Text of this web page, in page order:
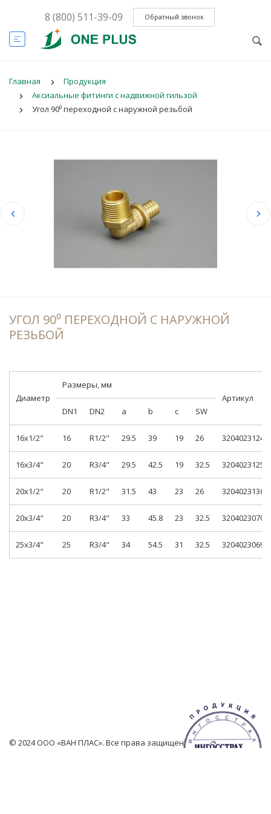
8 (800) 511-39-09 Обратный звонок
Главная
Продукция
Аксиальные фитинги с надвижной гильзой
Угол 90⁰ переходной с наружной резьбой
УГОЛ 90⁰ ПЕРЕХОДНОЙ С НАРУЖНОЙ
РЕЗЬБОЙ
Диаметр
Размеры, мм
Артикул
DN1
DN2 a b c SW
16x1/2" 16 R1/2" 29.5 39 19 26 3204023124
16x3/4" 20 R3/4" 29.5 42.5 19 32.5 3204023125
20x1/2" 20 R1/2" 31.5 43 23 26 3204023136
20x3/4" 20 R3/4" 33 45.8 23 32.5 3204023070
25x3/4" 25 R3/4" 34 54.5 31 32.5 3204023069
© 2024 ООО «ВАН ПЛАС». Все права защищены.